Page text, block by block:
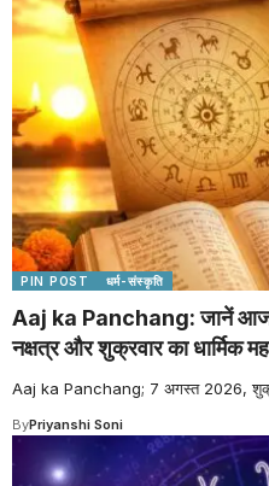
PIN POST धर्म-संस्कृति
Aaj ka Panchang: जानें आज
नक्षत्र और शुक्रवार का धार्मिक
Aaj ka Panchang; 7 अगस्त 2026,
ByPriyanshi Soni